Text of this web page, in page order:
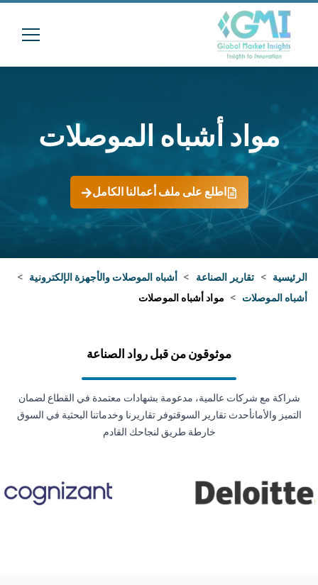
مواد أشباه الموصلات
اطلع على ملف أعمالنا الكامل
الرئيسية > تقارير الصناعة > أشباه الموصلات والأجهزة الإلكترونية >
أشباه الموصلات > مواد أشباه الموصلات
موثوقون من قبل رواد الصناعة
شراكة مع شركات عالمية، مدعومة بشهادات معتمدة في القطاع لضمان
التميز والأمانأحدث تقارير السوقتوفر تقاريرنا وخدماتنا البحثية في السوق
خارطة طريق لنجاحك القادم